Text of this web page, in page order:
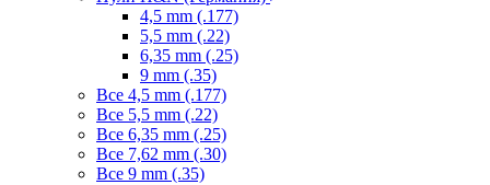
4,5 mm (.177)
5,5 mm (.22)
6,35 mm (.25)
9 mm (.35)
Все 4,5 mm (.177)
Все 5,5 mm (.22)
Все 6,35 mm (.25)
Все 7,62 mm (.30)
Все 9 mm (.35)